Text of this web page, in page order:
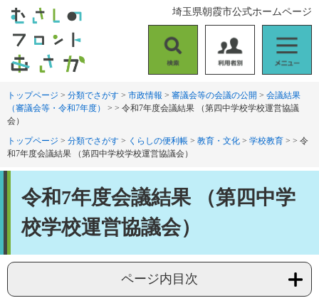
。
て
文
へ
索
用
者
別
ニ
ュ
ー
埼玉県朝霞市公式ホームページ
トップページ > 分類でさがす > 市政情報 > 審議会等の会議の公開 > 会議結果
（審議会等・令和7年度）
> > 令和7年度会議結果 （第四中学校学校運営協議
会）
トップページ > 分類でさがす > くらしの便利帳 > 教育・文化 > 学校教育 > > 令
和7年度会議結果 （第四中学校学校運営協議会）
令和7年度会議結果 （第四中学
校学校運営協議会）
ページ内目次